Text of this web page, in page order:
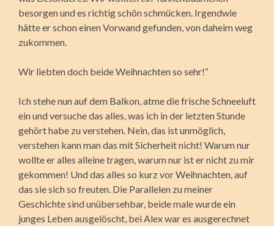
besorgen und es richtig schön schmücken. Irgendwie
hätte er schon einen Vorwand gefunden, von daheim weg
zukommen.
Wir liebten doch beide Weihnachten so sehr!“
Ich stehe nun auf dem Balkon, atme die frische Schneeluft
ein und versuche das alles, was ich in der letzten Stunde
gehört habe zu verstehen. Nein, das ist unmöglich,
verstehen kann man das mit Sicherheit nicht! Warum nur
wollte er alles alleine tragen, warum nur ist er nicht zu mir
gekommen! Und das alles so kurz vor Weihnachten, auf
das sie sich so freuten. Die Parallelen zu meiner
Geschichte sind unübersehbar, beide male wurde ein
junges Leben ausgelöscht, bei Alex war es ausgerechnet